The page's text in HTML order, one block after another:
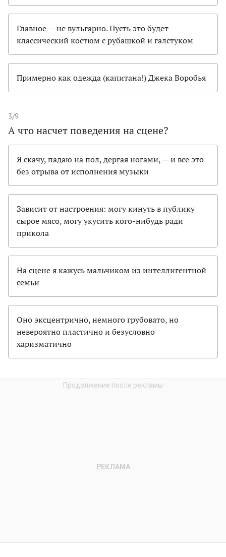
Главное — не вульгарно. Пусть это будет
классический костюм с рубашкой и галстуком
Примерно как одежда (капитана!) Джека Воробья
3/9
А что насчет поведения на сцене?
Я скачу, падаю на пол, дергая ногами, — и все это
без отрыва от исполнения музыки
Зависит от настроения: могу кинуть в публику
сырое мясо, могу укусить кого-нибудь ради
прикола
На сцене я кажусь мальчиком из интеллигентной
семьи
Оно эксцентрично, немного грубовато, но
невероятно пластично и безусловно
харизматично